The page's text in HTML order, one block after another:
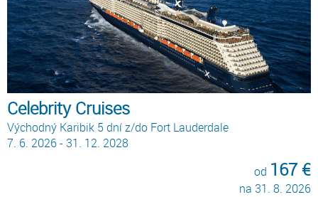
Celebrity Cruises
Východný Karibik 5 dní z/do Fort Lauderdale
7. 6. 2026 - 31. 12. 2028
od 167 €
na 31. 8. 2026